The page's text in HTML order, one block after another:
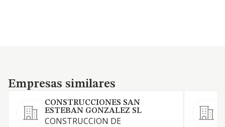
Empresas similares
Empresas similares
CONSTRUCCIONES SAN
ESTEBAN GONZALEZ SL
CONSTRUCCION DE